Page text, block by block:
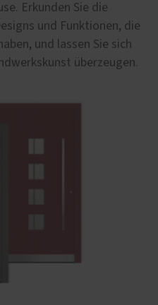
Erkunden Sie die
und Funktionen, die
und lassen Sie sich
überzeugen.